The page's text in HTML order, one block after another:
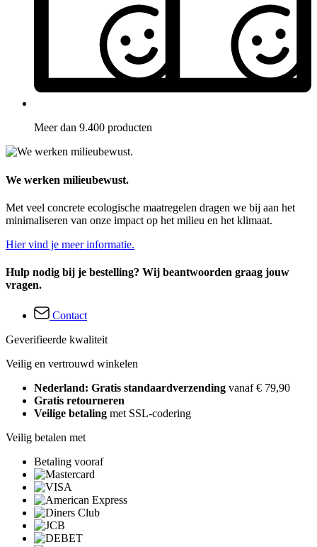
Meer dan 9.400 producten
We werken milieubewust.
Met veel concrete ecologische maatregelen dragen we bij aan het
minimaliseren van onze impact op het milieu en het klimaat.
Hier vind je meer informatie.
Hulp nodig bij je bestelling? Wij beantwoorden graag jouw
vragen.
Contact
Geverifieerde kwaliteit
Veilig en vertrouwd winkelen
Nederland: Gratis standaardverzending vanaf € 79,90
Gratis retourneren
Veilige betaling met SSL-codering
Veilig betalen met
Betaling vooraf